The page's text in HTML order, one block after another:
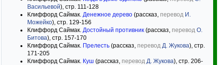
Васильевой), стр. 111-128
Клиффорд Саймак. Денежное дерево (рассказ, перевод И.
Можейко), стр. 129-156
Клиффорд Саймак. Достойный противник (рассказ, перевод О.
Битова), стр. 157-170
Клиффорд Саймак. Прелесть (рассказ, перевод Д. Жукова), стр.
171-205
Клиффорд Саймак. Куш (рассказ, перевод Д. Жукова), стр. 206-